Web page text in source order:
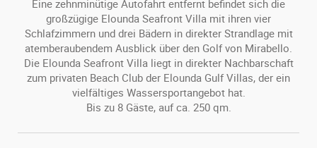
Eine zehnminütige Autofahrt entfernt befindet sich die
großzügige Elounda Seafront Villa mit ihren vier
Schlafzimmern und drei Bädern in direkter Strandlage mit
atemberaubendem Ausblick über den Golf von Mirabello.
Die Elounda Seafront Villa liegt in direkter Nachbarschaft
zum privaten Beach Club der Elounda Gulf Villas, der ein
vielfältiges Wassersportangebot hat.
Bis zu 8 Gäste, auf ca. 250 qm.